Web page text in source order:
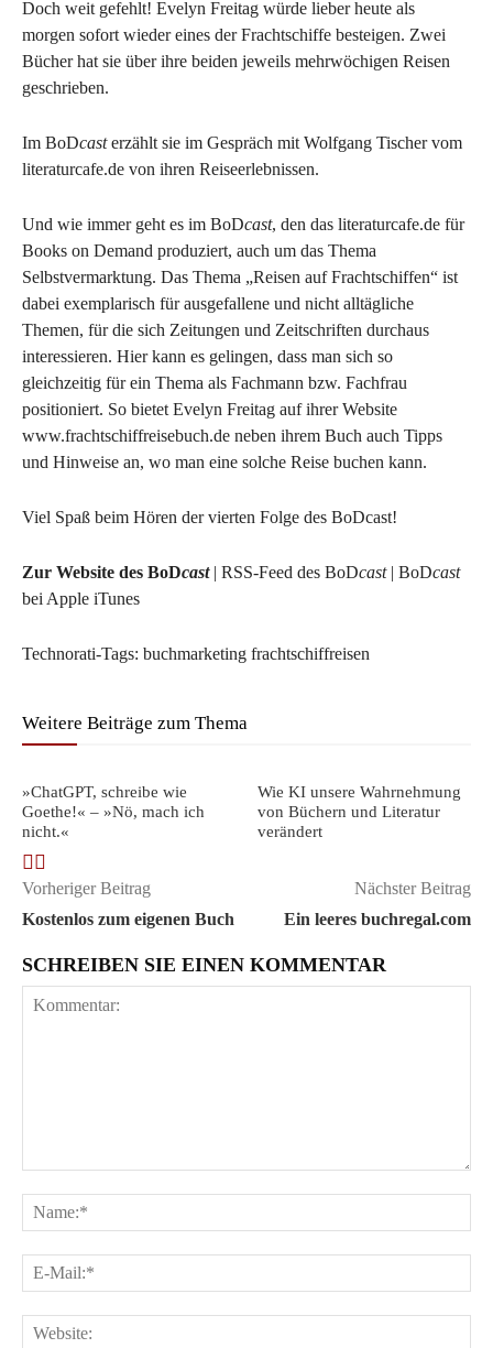
Doch weit gefehlt! Evelyn Freitag würde lieber heute als
morgen sofort wieder eines der Frachtschiffe besteigen. Zwei
Bücher hat sie über ihre beiden jeweils mehrwöchigen Reisen
geschrieben.
Im BoDcasterzählt sie im Gespräch mit Wolfgang Tischer vom
literaturcafe.de von ihren Reiseerlebnissen.
Und wie immer geht es im BoDcast, den das literaturcafe.de für
Books on Demand produziert, auch um das Thema
Selbstvermarktung. Das Thema „Reisen auf Frachtschiffen“ ist
dabei exemplarisch für ausgefallene und nicht alltägliche
Themen, für die sich Zeitungen und Zeitschriften durchaus
interessieren. Hier kann es gelingen, dass man sich so
gleichzeitig für ein Thema als Fachmann bzw. Fachfrau
positioniert. So bietet Evelyn Freitag auf ihrer Website
www.frachtschiffreisebuch.de neben ihrem Buch auch Tipps
und Hinweise an, wo man eine solche Reise buchen kann.
Viel Spaß beim Hören der vierten Folge des BoDcast!
Zur Website des BoDcast| RSS-Feed des BoDcast| BoDcast
bei Apple iTunes
Technorati-Tags: buchmarketing frachtschiffreisen
Weitere Beiträge zum Thema
»ChatGPT, schreibe wie
Goethe!« – »Nö, mach ich
nicht.«
Wie KI unsere Wahrnehmung
von Büchern und Literatur
verändert
Vorheriger Beitrag
Kostenlos zum eigenen Buch
Nächster Beitrag
Ein leeres buchregal.com
SCHREIBEN SIE EINEN KOMMENTAR